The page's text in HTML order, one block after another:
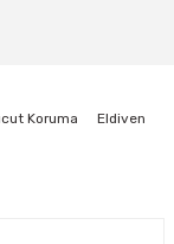
Koruma
Eldiven